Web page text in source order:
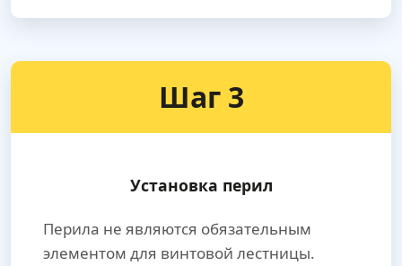
Шаг 3
Установка перил
Перила не являются обязательным
элементом для винтовой лестницы.